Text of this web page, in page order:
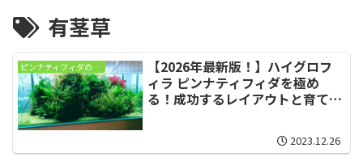
有茎草
ピンナティフィダの育成
【2026年最新版！】ハイグロフ
ィラ ピンナティフィダを極め
る！成功するレイアウトと育て方
2023.12.26